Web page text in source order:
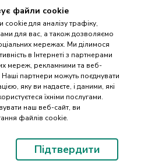
файли cookie
для аналізу трафіку,
для вас, а також дозволяємо
мережах. Ми ділимося
в Інтернеті з партнерами
мереж, рекламними та веб-
партнери можуть поєднувати
яку ви надаєте, і даними, які
їхніми послугами.
наш веб-сайт, ви
файлів cookie.
Підтвердити
та доставка
і повернення
Відгуки
ПІДБІР
ЗАПЧАСТИН